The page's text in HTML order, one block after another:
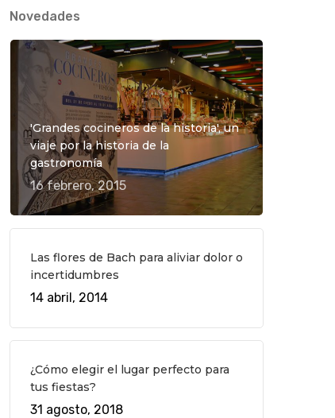
Novedades
'Grandes cocineros de la historia', un
viaje por la historia de la
gastronomía
16 febrero, 2015
Las flores de Bach para aliviar dolor o
incertidumbres
14 abril, 2014
¿Cómo elegir el lugar perfecto para
tus fiestas?
31 agosto, 2018